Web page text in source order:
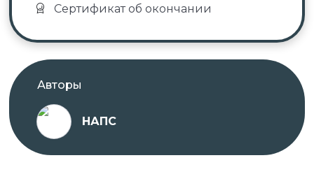
Сертификат об окончании
Авторы
НАПС